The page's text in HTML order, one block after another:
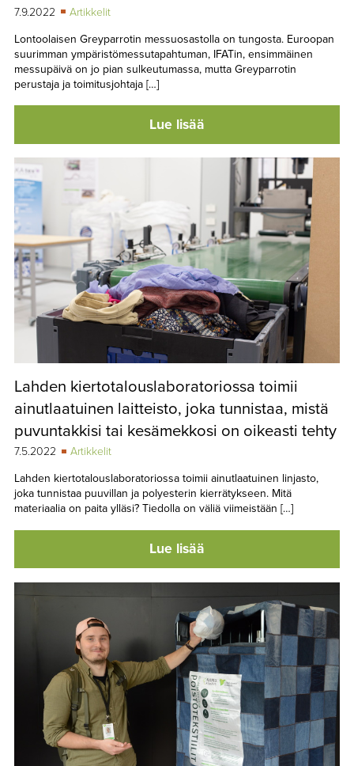
7.9.2022
Artikkelit
Lontoolaisen Greyparrotin messuosastolla on tungosta. Euroopan
suurimman ympäristömessutapahtuman, IFATin, ensimmäinen
messupäivä on jo pian sulkeutumassa, mutta Greyparrotin
perustaja ja toimitusjohtaja […]
Lue lisää
Lahden kiertotalouslaboratoriossa toimii
ainutlaatuinen laitteisto, joka tunnistaa, mistä
puvuntakkisi tai kesämekkosi on oikeasti tehty
7.5.2022
Artikkelit
Lahden kiertotalouslaboratoriossa toimii ainutlaatuinen ­linjasto,
joka tunnistaa puuvillan ja polyesterin kierrätykseen. Mitä
materiaalia on paita ylläsi? Tiedolla on väliä viimeistään […]
Lue lisää